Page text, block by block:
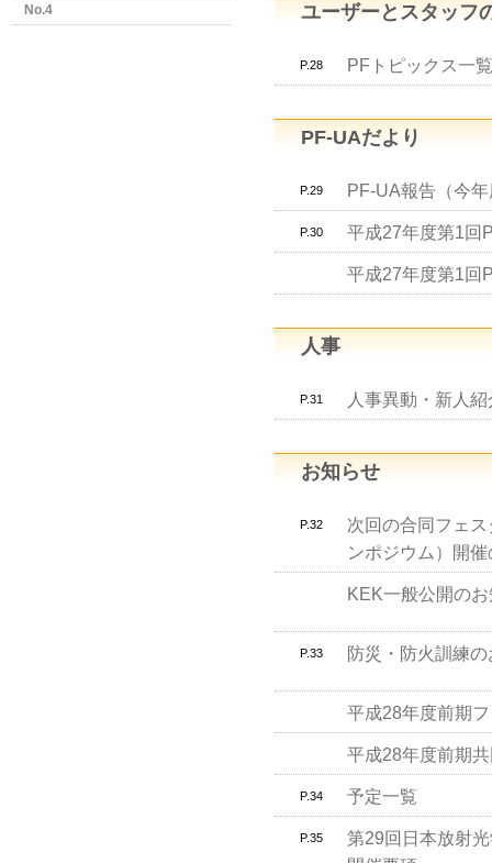
ユーザーとスタッフ
P.28 PFトピックス一
PF-UAだより
P.29 PF-UA報告（今
P.30 平成27年度第1回
平成27年度第1回
人事
P.31 人事異動・新人紹
お知らせ
P.32
次回の合同フェ
ンポジウム）開
KEK一般公開の
P.33 防災・防火訓練
平成28年度前期
平成28年度前期
P.34 予定一覧
P.35
第29回日本放射
No.4